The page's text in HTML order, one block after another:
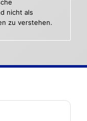
nicht als
zu verstehen.